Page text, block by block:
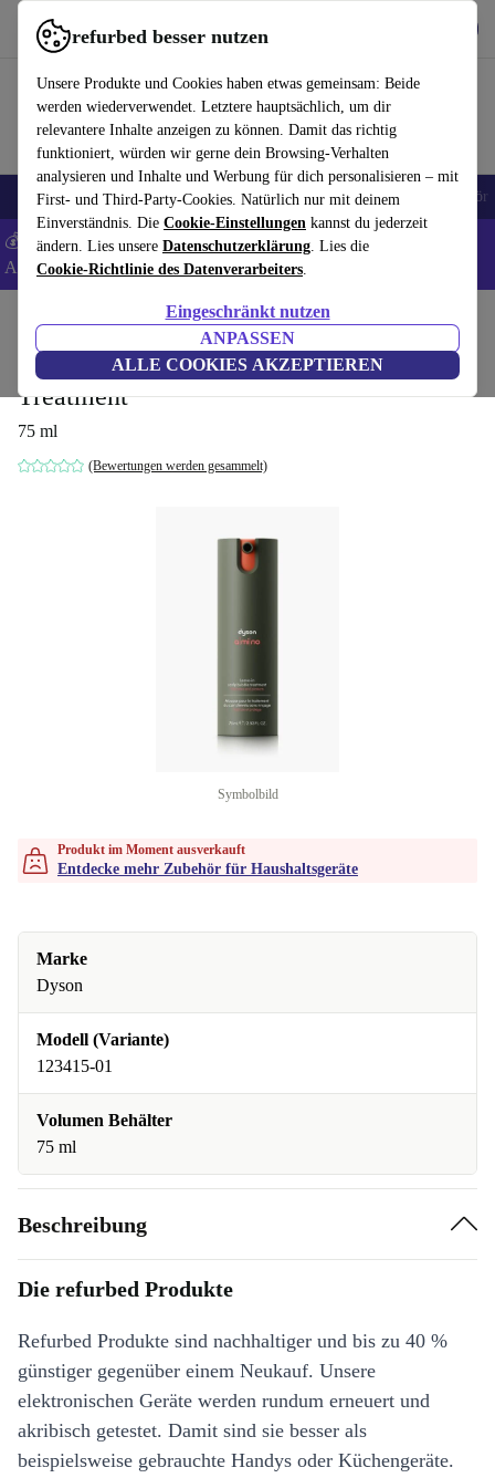
refurbed besser nutzen
Unsere Produkte und Cookies haben etwas gemeinsam: Beide
werden wiederverwendet. Letztere hauptsächlich, um dir
relevantere Inhalte anzeigen zu können. Damit das richtig
funktioniert, würden wir gerne dein Browsing-Verhalten
analysieren und Inhalte und Werbung für dich personalisieren – mit
First- und Third-Party-Cookies. Natürlich nur mit deinem
Einverständnis. Die Cookie-Einstellungen kannst du jederzeit
ändern. Lies unsere Datenschutzerklärung. Lies die
Cookie-Richtlinie des Datenverarbeiters.
Eingeschränkt nutzen
ANPASSEN
ALLE COOKIES AKZEPTIEREN
refurbed schnell und einfach nutzen
🎒 Back to school Handys Laptops Tablets Smartwatches Zubehör
💰 Extra -5% auf Samsung- und Google-Smartphones - Code:
ANDROID5 -AGB
Haushalt Zubehör für Haushaltsgeräte
Dyson Amino™ Leave-in Scalp Bubble
Treatment
75 ml
(Bewertungen werden gesammelt)
Symbolbild
Produkt im Moment ausverkauft
Entdecke mehr Zubehör für Haushaltsgeräte
Marke
Dyson
Modell (Variante)
123415-01
Volumen Behälter
75 ml
Beschreibung
Die refurbed Produkte
Refurbed Produkte sind nachhaltiger und bis zu 40 %
günstiger gegenüber einem Neukauf. Unsere
elektronischen Geräte werden rundum erneuert und
akribisch getestet. Damit sind sie besser als
beispielsweise gebrauchte Handys oder Küchengeräte.